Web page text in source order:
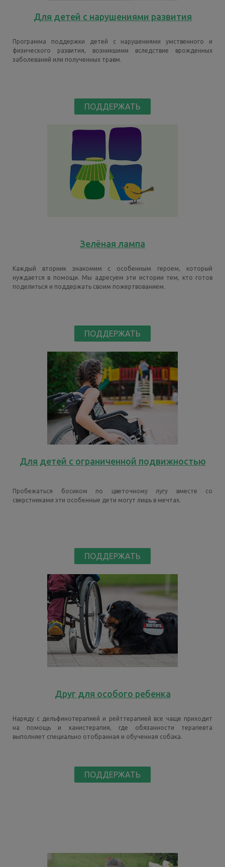
Для детей с нарушениями развития
Программа поддержки детей с нарушениями умственного и
физического развития, возникшими вследствие врожденных
заболеваний или полученных травм.
ПОДДЕРЖАТЬ
Зелёная лампа
Каждый вторник знакомим с особенным героем, который
нуждается в помощи. Мы адресуем эти истории тем, кто готов
поделиться и поддержать своим пожертвованием.
ПОДДЕРЖАТЬ
Для детей с ограниченной подвижностью
Пробежаться босиком по цветочному лугу вместе со
сверстниками эти особенные дети могут лишь в мечтах.
ПОДДЕРЖАТЬ
Друг для особого ребенка
Наряду с дельфинотерапией и рейттерапией все чаще приходит
на помощь и канистерапия, где обязанности терапевта
выполняет специально отобранная и обученная собака.
ПОДДЕРЖАТЬ